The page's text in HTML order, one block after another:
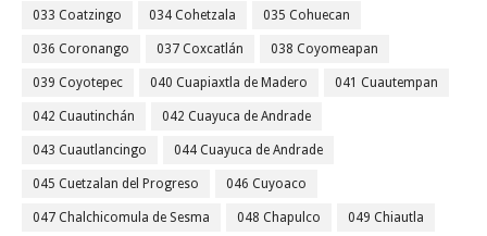
033 Coatzingo 034 Cohetzala 035 Cohuecan
036 Coronango 037 Coxcatlán 038 Coyomeapan
039 Coyotepec 040 Cuapiaxtla de Madero 041 Cuautempan
042 Cuautinchán 042 Cuayuca de Andrade
043 Cuautlancingo 044 Cuayuca de Andrade
045 Cuetzalan del Progreso 046 Cuyoaco
047 Chalchicomula de Sesma 048 Chapulco 049 Chiautla